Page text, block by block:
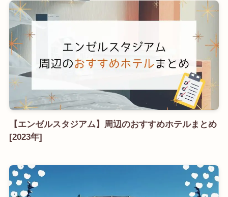
【エンゼルスタジアム】周辺のおすすめホテルまとめ
[2023年]